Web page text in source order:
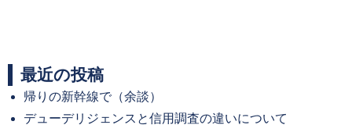
最近の投稿
帰りの新幹線で（余談）
デューデリジェンスと信用調査の違いについて